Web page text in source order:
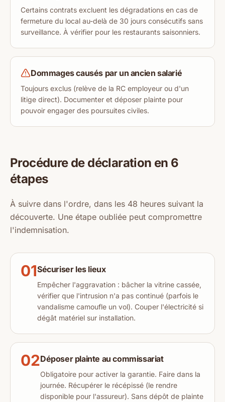
Certains contrats excluent les dégradations en cas de
fermeture du local au-delà de 30 jours consécutifs sans
surveillance. À vérifier pour les restaurants saisonniers.
Dommages causés par un ancien salarié
Toujours exclus (relève de la RC employeur ou d'un
litige direct). Documenter et déposer plainte pour
pouvoir engager des poursuites civiles.
Procédure de déclaration en 6
étapes
À suivre dans l'ordre, dans les 48 heures suivant la
découverte. Une étape oubliée peut compromettre
l'indemnisation.
01Sécuriser les lieux
Empêcher l'aggravation : bâcher la vitrine cassée,
vérifier que l'intrusion n'a pas continué (parfois le
vandalisme camoufle un vol). Couper l'électricité si
dégât matériel sur installation.
02Déposer plainte au commissariat
Obligatoire pour activer la garantie. Faire dans la
journée. Récupérer le récépissé (le rendre
disponible pour l'assureur). Sans dépôt de plainte